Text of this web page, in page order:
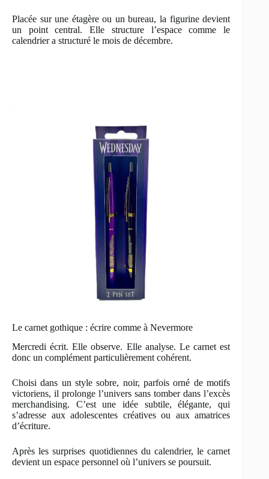
Placée sur une étagère ou un bureau, la figurine devient
un point central. Elle structure l’espace comme le
calendrier a structuré le mois de décembre.
Le carnet gothique : écrire comme à Nevermore
Mercredi écrit. Elle observe. Elle analyse. Le carnet est
donc un complément particulièrement cohérent.
Choisi dans un style sobre, noir, parfois orné de motifs
victoriens, il prolonge l’univers sans tomber dans l’excès
merchandising. C’est une idée subtile, élégante, qui
s’adresse aux adolescentes créatives ou aux amatrices
d’écriture.
Après les surprises quotidiennes du calendrier, le carnet
devient un espace personnel où l’univers se poursuit.